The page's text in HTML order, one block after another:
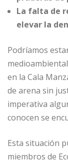
La falta de
elevar la
Podríamos
en la Cala
de arena sin
imperativa
conocen se
Esta situación
miembros de